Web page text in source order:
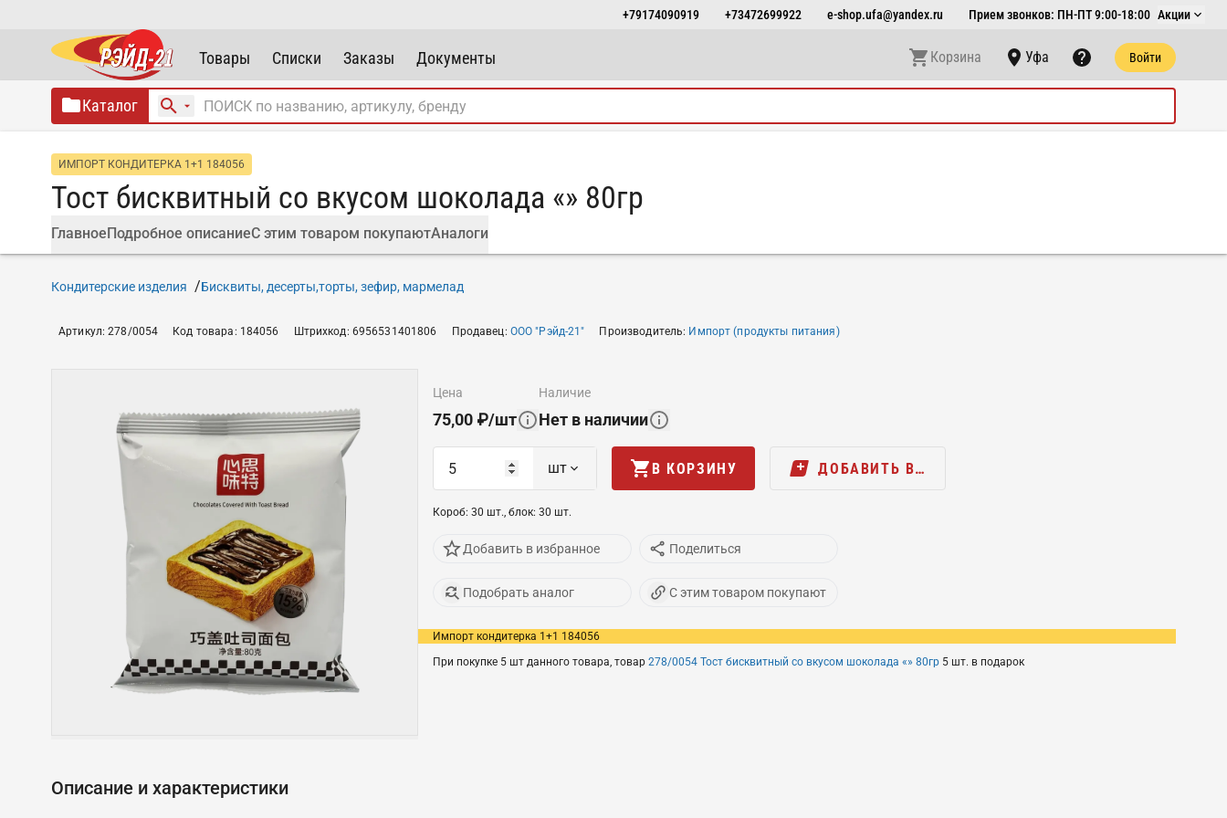
+79174090919 +73472699922 e-shop.ufa@yandex.ru Прием звонков: ПН-ПТ 9:00-18:00 Акции
Товары Списки Заказы Документы Корзина Уфа Войти
Каталог
ИМПОРТ КОНДИТЕРКА 1+1 184056
Тост бисквитный со вкусом шоколада «» 80гр
ГлавноеПодробное описаниеС этим товаром покупаютАналоги
Кондитерские изделия Бисквиты, десерты,торты, зефир, мармелад
Артикул:278/0054 Код товара: 184056 Штрихкод: 6956531401806 Продавец: ООО "Рэйд-21" Производитель: Импорт (продукты питания)
цена
75,00 ₽/шт
наличие
Нет в наличии
шт В КОРЗИНУ ДОБАВИТЬ В…
Короб: 30 шт., блок: 30 шт.
Добавить в избранное Поделиться
Подобрать аналог С этим товаром покупают
Импорт кондитерка 1+1 184056
При покупке 5 шт данного товара, товар 278/0054 Тост бисквитный со вкусом шоколада «» 80гр 5 шт. в подарок
Описание и характеристики